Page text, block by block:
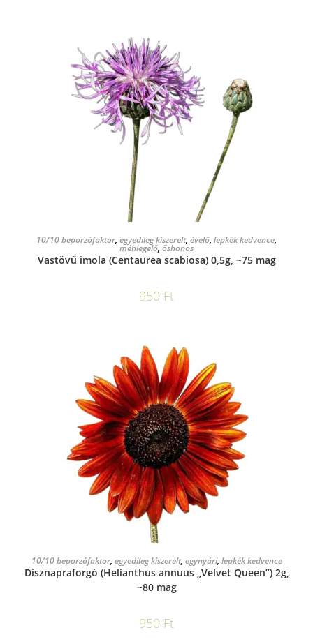
KOSÁRBA TESZEM
10/10 beporzófaktor, egyedileg kiszerelt, évelő, lepkék kedvence,
méhlegelő, őshonos
Vastövű imola (Centaurea scabiosa) 0,5g, ~75 mag
950 Ft
KOSÁRBA TESZEM
10/10 beporzófaktor, egyedileg kiszerelt, egynyári, lepkék kedvence
Dísznapraforgó (Helianthus annuus „Velvet Queen”) 2g,
~80 mag
950 Ft